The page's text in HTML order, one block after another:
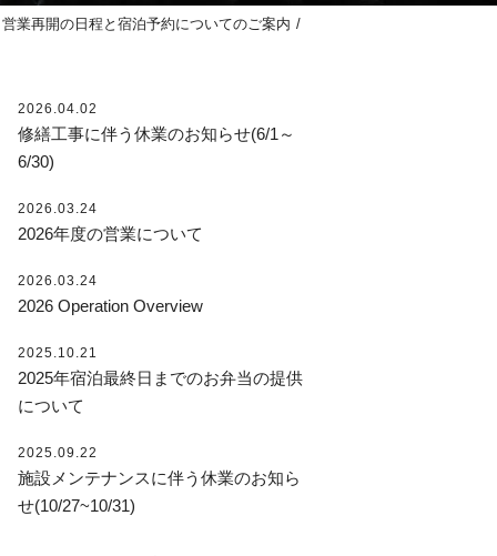
営業再開の日程と宿泊予約についてのご案内
2026.04.02
修繕工事に伴う休業のお知らせ(6/1～
6/30)
2026.03.24
2026年度の営業について
2026.03.24
2026 Operation Overview
2025.10.21
2025年宿泊最終日までのお弁当の提供
について
2025.09.22
施設メンテナンスに伴う休業のお知ら
せ(10/27~10/31)